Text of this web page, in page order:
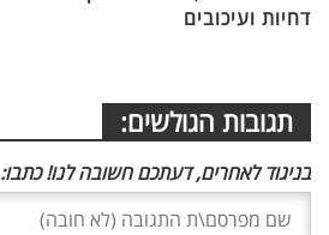
דחיות ועיכובים
תגובות הגולשים:
בניגוד לאחרים, דעתכם חשובה לנו! כתבו: